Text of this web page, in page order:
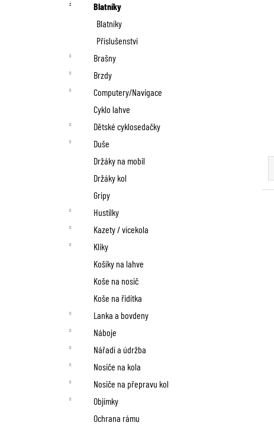
Blatníky
Blatníky
Příslušenství
Brašny
Brzdy
Computery/Navigace
Cyklo lahve
Dětské cyklosedačky
Duše
Držáky na mobil
Držáky kol
Gripy
Hustilky
Kazety / vícekola
Kliky
Košíky na lahve
Koše na nosič
Koše na řidítka
Lanka a bovdeny
Náboje
Nářadí a údržba
Nosiče na kola
Nosiče na přepravu kol
Objímky
Ochrana rámu
Ř
a